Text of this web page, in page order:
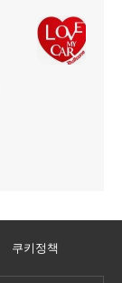
쿠키정책